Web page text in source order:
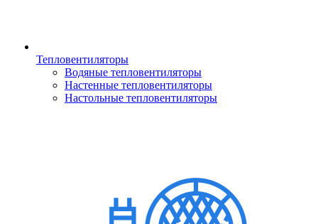
Тепловентиляторы
Водяные тепловентиляторы
Настенные тепловентиляторы
Настольные тепловентиляторы